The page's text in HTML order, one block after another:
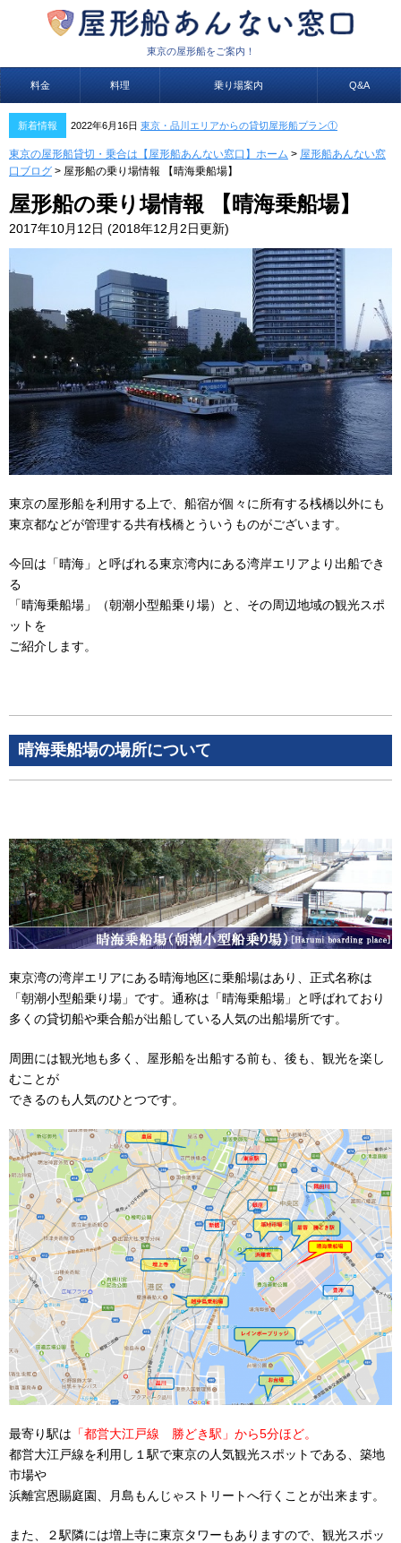
東京の屋形船をご案内！
料金 料理 乗り場案内 Q&A
新着情報 2022年6月16日 東京・品川エリアからの貸切屋形船プラン①
東京の屋形船貸切・乗合は【屋形船あんない窓口】ホーム > 屋形船あんない窓
口ブログ > 屋形船の乗り場情報 【晴海乗船場】
屋形船の乗り場情報 【晴海乗船場】
2017年10月12日 (2018年12月2日更新)
東京の屋形船を利用する上で、船宿が個々に所有する桟橋以外にも
東京都などが管理する共有桟橋とういうものがございます。
今回は「晴海」と呼ばれる東京湾内にある湾岸エリアより出船でき
る
「晴海乗船場」（朝潮小型船乗り場）と、その周辺地域の観光スポ
ットを
ご紹介します。
晴海乗船場の場所について
東京湾の湾岸エリアにある晴海地区に乗船場はあり、正式名称は
「朝潮小型船乗り場」です。通称は「晴海乗船場」と呼ばれており
多くの貸切船や乗合船が出船している人気の出船場所です。
周囲には観光地も多く、屋形船を出船する前も、後も、観光を楽し
むことが
できるのも人気のひとつです。
最寄り駅は 「都営大江戸線 勝どき駅」から5分ほど。
都営大江戸線を利用し１駅で東京の人気観光スポットである、築地
市場や
浜離宮恩賜庭園、月島もんじゃストリートへ行くことが出来ます。
また、２駅隣には増上寺に東京タワーもありますので、観光スポッ